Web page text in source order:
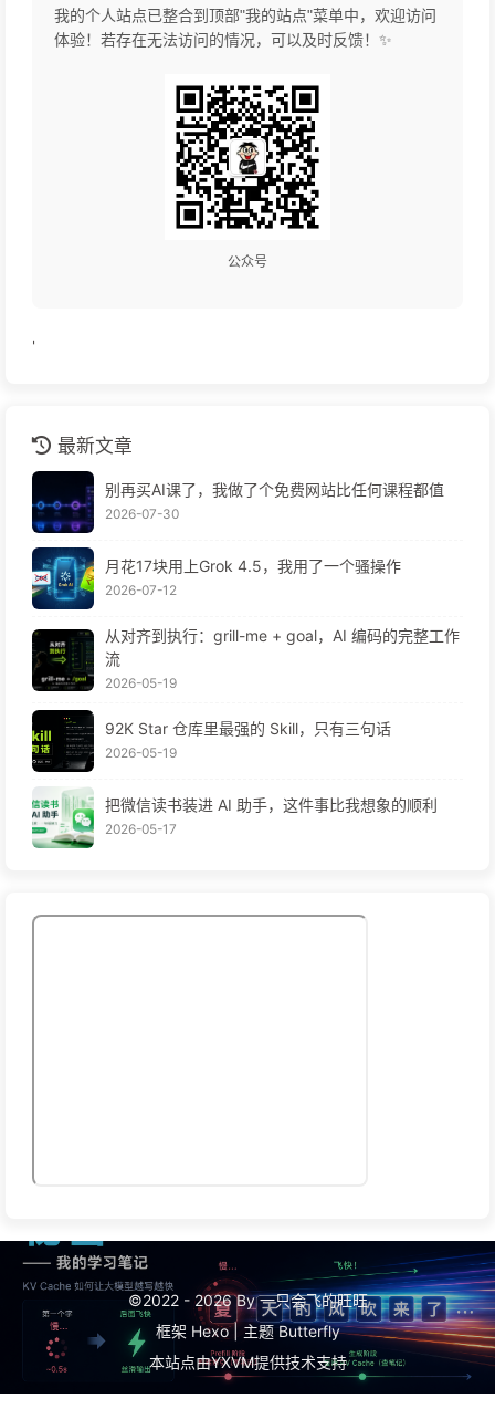
我的个人站点已整合到顶部"我的站点"菜单中，欢迎访问
体验！若存在无法访问的情况，可以及时反馈！✨
公众号
'
最新文章
别再买AI课了，我做了个免费网站比任何课程都值
2026-07-30
月花17块用上Grok 4.5，我用了一个骚操作
2026-07-12
从对齐到执行：grill-me + goal，AI 编码的完整工作
流
2026-05-19
92K Star 仓库里最强的 Skill，只有三句话
2026-05-19
把微信读书装进 AI 助手，这件事比我想象的顺利
2026-05-17
©2022 - 2026 By 一只会飞的旺旺
框架 Hexo | 主题Butterfly
本站点由YXVM提供技术支持